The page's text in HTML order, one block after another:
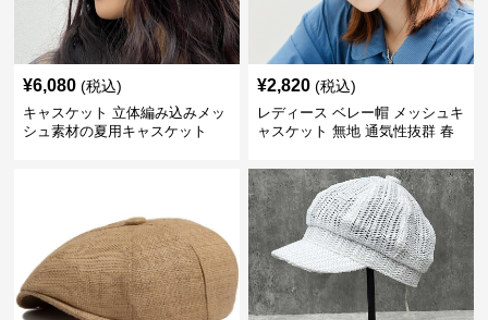
¥6,080 (税込)
キャスケット 立体編み込みメッ
シュ素材の夏用キャスケット
¥2,820 (税込)
レディース ベレー帽 メッシュキ
ャスケット 無地 通気性抜群 春